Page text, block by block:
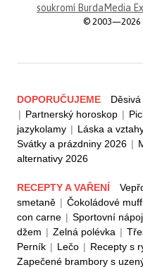
soukromí BurdaMedia
© 2003—2026
DOPORUČUJEME
| Partnerský horoskop |
jazykolamy | Láska a
Svátky a prázdniny 2026 |
alternativy 2026
RECEPTY A VAŘENÍ
smetaně | Čokoládové
con carne | Sportovní nápoj
džem | Zelná polévka |
Perník | Lečo | Recepty s
Zapečené brambory s